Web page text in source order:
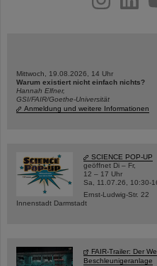
Mittwoch, 19.08.2026, 14 Uhr
Warum existiert nicht einfach nichts?
Hannah Elfner,
GSI/FAIR/Goethe-Universität
Anmeldung und weitere Informationen
SCIENCE POP-UP
geöffnet Di – Fr,
12 – 17 Uhr
Sa, 11.07.26, 10:30-
Ernst-Ludwig-Str. 22
Innenstadt Darmstadt
FAIR-Trailer: Der
Beschleunigeranlage